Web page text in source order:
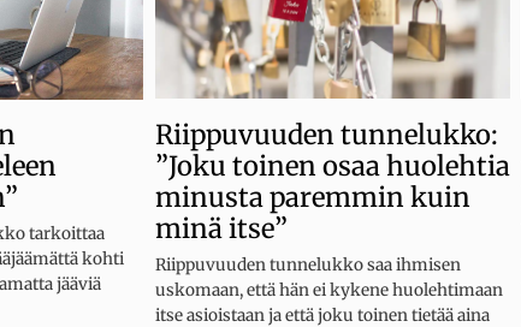
tarkoittaa
kohti
jääviä
Riippuvuuden tunnelukko:
”Joku toinen osaa huolehtia
minusta paremmin kuin
minä itse”
Riippuvuuden tunnelukko saa ihmisen
uskomaan, että hän ei kykene huolehtimaan
itse asioistaan ja että joku toinen tietää aina